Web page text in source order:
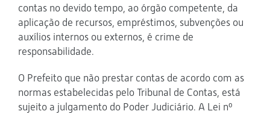
contas no devido tempo, ao órgão competente, da
aplicação de recursos, empréstimos, subvenções ou
auxílios internos ou externos, é crime de
responsabilidade.
O Prefeito que não prestar contas de acordo com as
normas estabelecidas pelo Tribunal de Contas, está
sujeito a julgamento do Poder Judiciário. A Lei nº